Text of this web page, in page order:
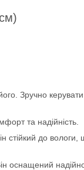
Зручно
та надійність.
стійкий до
оснащений